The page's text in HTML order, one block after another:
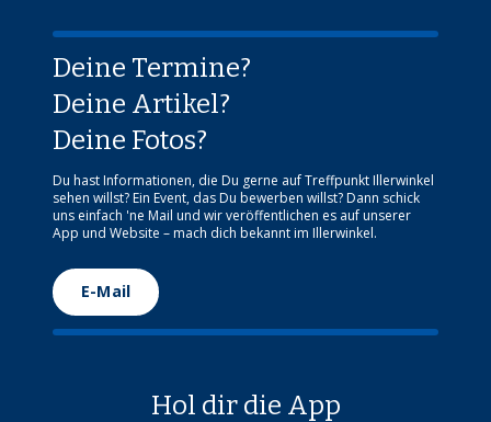
Hol dir die App
Deine Termine?
Deine Artikel?
Deine Fotos?
Du hast Informationen, die Du gerne auf Treffpunkt Illerwinkel
sehen willst? Ein Event, das Du bewerben willst? Dann schick
uns einfach 'ne Mail und wir veröffentlichen es auf unserer
App und Website – mach dich bekannt im Illerwinkel.
E-Mail